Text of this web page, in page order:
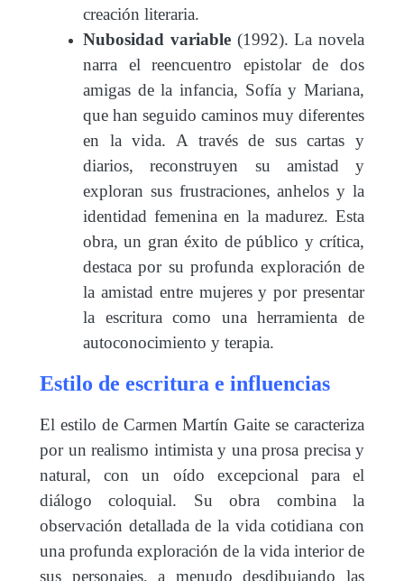
creación literaria.
Nubosidad variable(1992). La novela
narra el reencuentro epistolar de dos
amigas de la infancia, Sofía y Mariana,
que han seguido caminos muy diferentes
en la vida. A través de sus cartas y
diarios, reconstruyen su amistad y
exploran sus frustraciones, anhelos y la
identidad femenina en la madurez. Esta
obra, un gran éxito de público y crítica,
destaca por su profunda exploración de
la amistad entre mujeres y por presentar
la escritura como una herramienta de
autoconocimiento y terapia.
Estilo de escritura e influencias
El estilo de Carmen Martín Gaite se caracteriza
por un realismo intimista y una prosa precisa y
natural, con un oído excepcional para el
diálogo coloquial. Su obra combina la
observación detallada de la vida cotidiana con
una profunda exploración de la vida interior de
sus personajes, a menudo desdibujando las